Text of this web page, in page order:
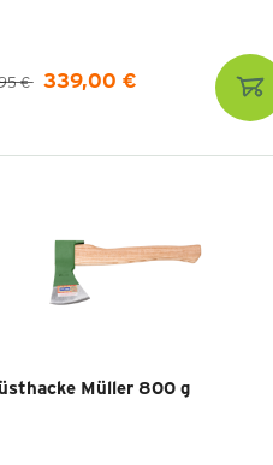
€ 339,00 €
Müller 800 g